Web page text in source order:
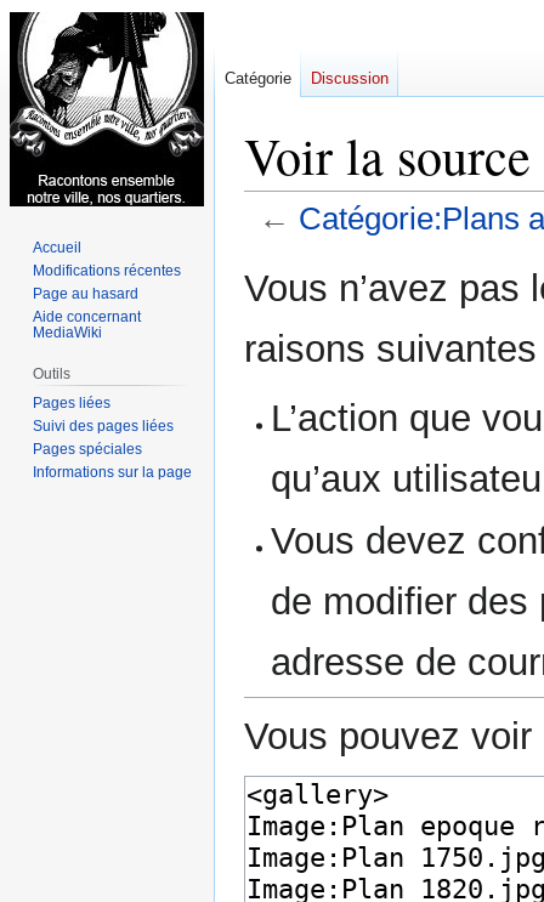
Voir la
← Catégorie:Plans
à
navigation
à
recherche
Vous n’avez pas
raisons suivantes
L’action que
qu’aux
Vous devez
de modifier des
adresse de
Vous pouvez
Catégorie Discussion
Accueil
Modifications récentes
Page au hasard
Aide concernant
MediaWiki
Outils
Pages liées
Suivi des pages liées
Pages spéciales
Informations sur la page